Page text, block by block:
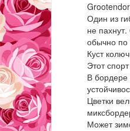
Один из
не
обычно
Куст
Этот
В бордере
Цветки
Может